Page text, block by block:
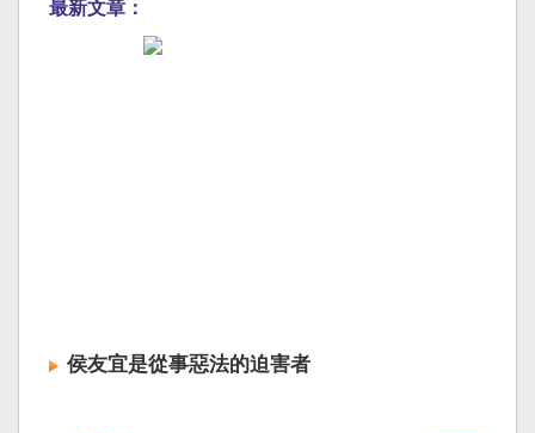
最新文章：
侯友宜是從事惡法的迫害者